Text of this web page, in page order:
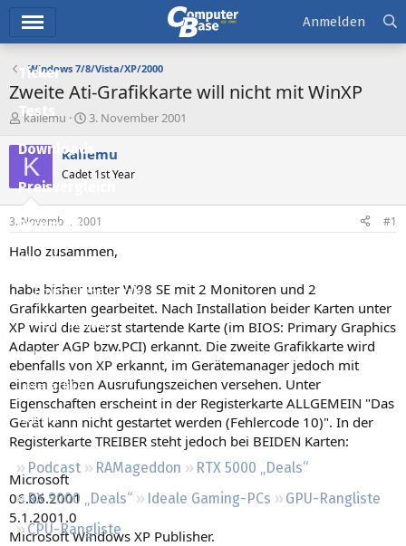
Ticker
Tests
Downloads
Preisvergleich
Forum
Aktuelles
Empfohlene Inhalte
Neue Beiträge
Neueste Aktivitäten
Leserartikel
Regeln
Podcast RAMageddon
RTX 5000 „Deals“
RX 9000 „Deals“
Ideale Gaming-PCs
GPU-Rangliste
CPU-Rangliste
Anmelden
Windows 7/8/Vista/XP/2000
Zweite Ati-Grafikkarte will nicht mit WinXP
E
s
e
l
e
r
kallemu
E
s
e
l
t
a
3. November 2001
K kallemu
Cadet 1st Year
3. November 2001 #1
Hallo zusammen,
habe bisher unter W98 SE mit 2 Monitoren und 2
Grafikkarten gearbeitet. Nach Installation beider Karten unter
XP wird die zuerst startende Karte (im BIOS: Primary Graphics
Adapter AGP bzw.PCI) erkannt. Die zweite Grafikkarte wird
ebenfalls von XP erkannt, im Gerätemanager jedoch mit
einem gelben Ausrufungszeichen versehen. Unter
Eigenschaften erscheint in der Registerkarte ALLGEMEIN "Das
Gerät kann nicht gestartet werden (Fehlercode 10)". In der
Registerkarte TREIBER steht jedoch bei BEIDEN Karten:
Microsoft
06.06.2001
5.1.2001.0
Microsoft Windows XP Publisher.